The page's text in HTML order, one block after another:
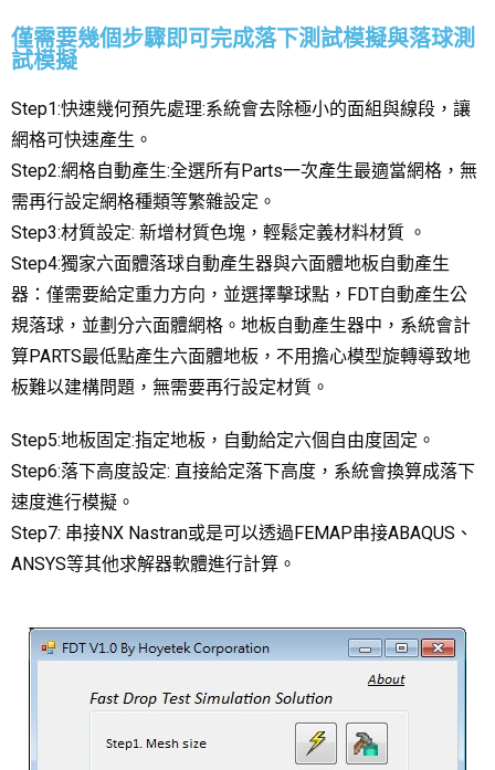
僅需要幾個步驟即可完成落下測試模擬與落球測
試模擬
Step1:快速幾何預先處理:系統會去除極小的面組與線段，讓
網格可快速產生。
Step2:網格自動產生:全選所有Parts一次產生最適當網格，無
需再行設定網格種類等繁雜設定。
Step3:材質設定: 新增材質色塊，輕鬆定義材料材質 。
Step4:獨家六面體落球自動產生器與六面體地板自動產生
器：僅需要給定重力方向，並選擇擊球點，FDT自動產生公
規落球，並劃分六面體網格。地板自動產生器中，系統會計
算PARTS最低點產生六面體地板，不用擔心模型旋轉導致地
板難以建構問題，無需要再行設定材質。
Step5:地板固定:指定地板，自動給定六個自由度固定。
Step6:落下高度設定: 直接給定落下高度，系統會換算成落下
速度進行模擬。
Step7: 串接NX Nastran或是可以透過FEMAP串接ABAQUS、
ANSYS等其他求解器軟體進行計算。